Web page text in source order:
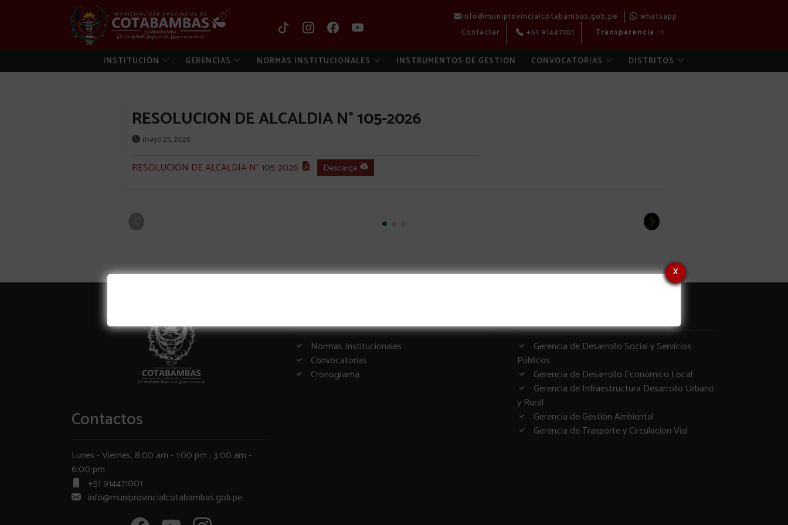
info@muniprovincialcotabambas.gob.pe
whatsapp
Contactar
+51 91447101 Transparencia
INSTITUCIÓN GERENCIAS NORMAS INSTITUCIONALES INSTRUMENTOS DE GESTION CONVOCATORIAS DISTRITOS
RESOLUCION DE ALCALDIA N° 105-2026
mayo 25, 2026
RESOLUCION DE ALCALDIA N° 105-2026 Descarga
x
Contactos
Lunes - Viernes, 8:00 am - 1:00 pm ; 3:00 am -
6:00 pm
+51 914471001
info@muniprovincialcotabambas.gob.pe
Normas Institucionales
Convocatorias
Cronograma
Gerencia de Desarrollo Social y Servicios
Públicos
Gerencia de Desarrollo Económico Local
Gerencia de Infraestructura Desarrollo Urbano
y Rural
Gerencia de Gestión Ambiental
Gerencia de Trasporte y Circulación Vial